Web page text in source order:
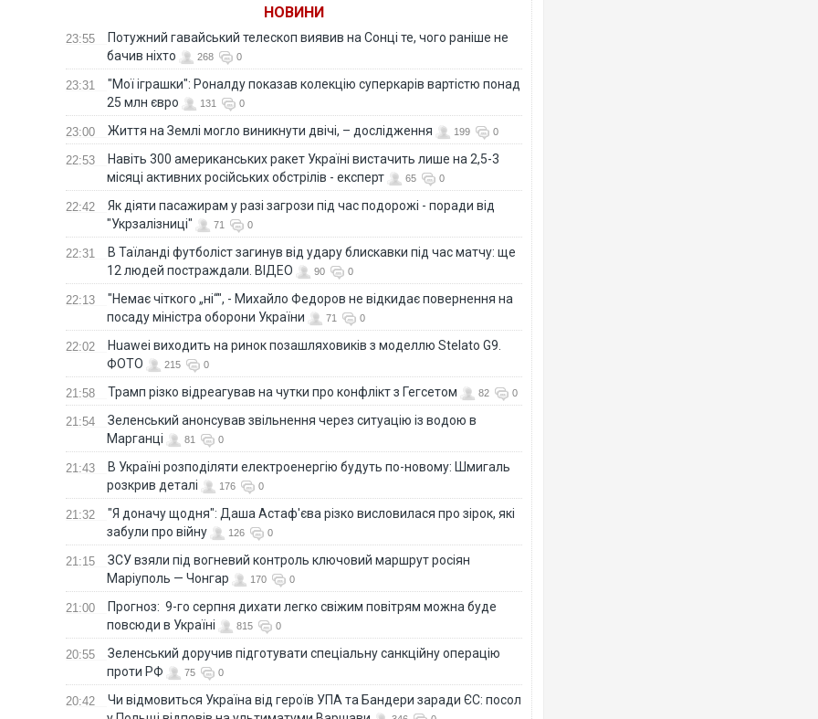
НОВИНИ
23:55
Потужний гавайський телескоп виявив на Сонці те, чого раніше не
бачив ніхто
268 0
23:31
"Мої іграшки": Роналду показав колекцію суперкарів вартістю понад
25 млн євро
131 0
23:00 Життя на Землі могло виникнути двічі, – дослідження 199 0
22:53
Навіть 300 американських ракет Україні вистачить лише на 2,5-3
місяці активних російських обстрілів - експерт
65 0
22:42
Як діяти пасажирам у разі загрози під час подорожі - поради від
"Укрзалізниці"
71 0
22:31
В Таїланді футболіст загинув від удару блискавки під час матчу: ще
12 людей постраждали. ВІДЕО
90 0
22:13
"Немає чіткого „ні“", - Михайло Федоров не відкидає повернення на
посаду міністра оборони України
71 0
22:02
Huawei виходить на ринок позашляховиків з моделлю Stelato G9.
ФОТО
215 0
21:58 Трамп різко відреагував на чутки про конфлікт з Гегсетом 82 0
21:54
Зеленський анонсував звільнення через ситуацію із водою в
Марганці
81 0
21:43
В Україні розподіляти електроенергію будуть по-новому: Шмигаль
розкрив деталі
176 0
21:32
"Я доначу щодня": Даша Астаф'єва різко висловилася про зірок, які
забули про війну
126 0
21:15
ЗСУ взяли під вогневий контроль ключовий маршрут росіян
Маріуполь — Чонгар
170 0
21:00
Прогноз: 9-го серпня дихати легко свіжим повітрям можна буде
повсюди в Україні
815 0
20:55
Зеленський доручив підготувати спеціальну санкційну операцію
проти РФ
75 0
20:42
Чи відмовиться Україна від героїв УПА та Бандери заради ЄС: посол